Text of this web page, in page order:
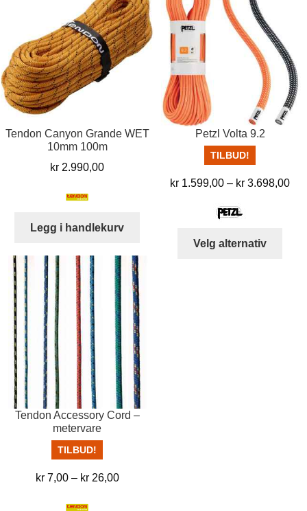
Tendon Canyon Grande WET
10mm 100m
kr 2.990,00
Legg i handlekurv
Petzl Volta 9.2
TILBUD!
kr 1.599,00 – kr 3.698,00
Velg alternativ
Tendon Accessory Cord –
metervare
TILBUD!
kr7,00 – kr26,00Prisområde: